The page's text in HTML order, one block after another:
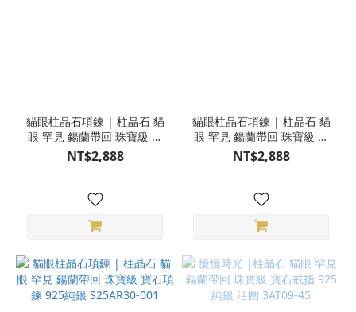
貓眼柱晶石項鍊 | 柱晶石 貓
眼 罕見 鍚蘭帶回 珠寶級 寶
石項鍊 925純銀 S25AR30-
003
NT$2,888
貓眼柱晶石項鍊 | 柱晶石 貓
眼 罕見 鍚蘭帶回 珠寶級 寶
石項鍊 925純銀 S25AR30-
002
NT$2,888